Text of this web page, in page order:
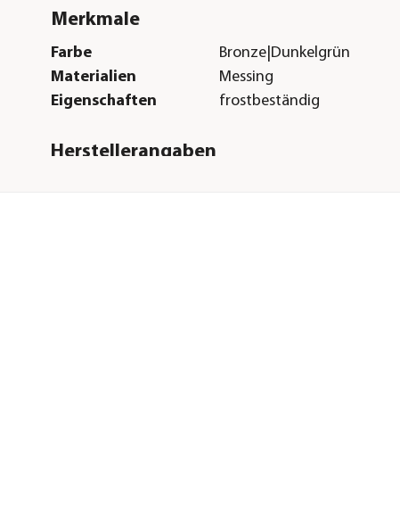
Merkmale
Farbe
Bronze|Dunkelgrün
Materialien
Messing
Eigenschaften
frostbeständig
Herstellerangaben